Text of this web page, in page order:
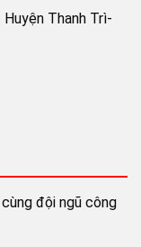
Huyện Thanh Trì-
đội ngũ công